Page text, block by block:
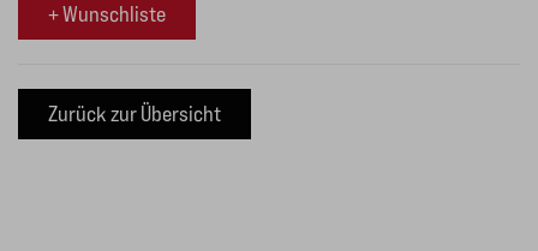
+ Wunschliste